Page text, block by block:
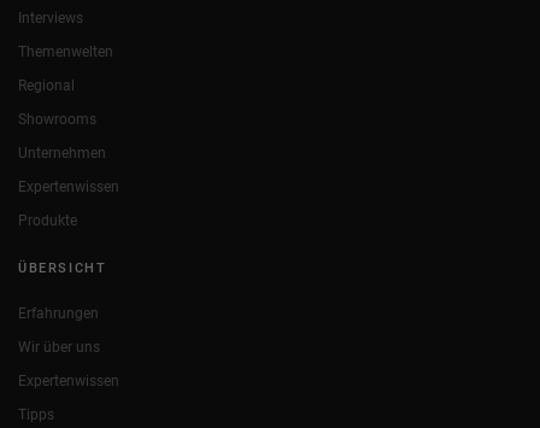
Interviews
Themenwelten
Regional
Showrooms
Unternehmen
Expertenwissen
Produkte
ÜBERSICHT
Erfahrungen
Wir über uns
Expertenwissen
Tipps